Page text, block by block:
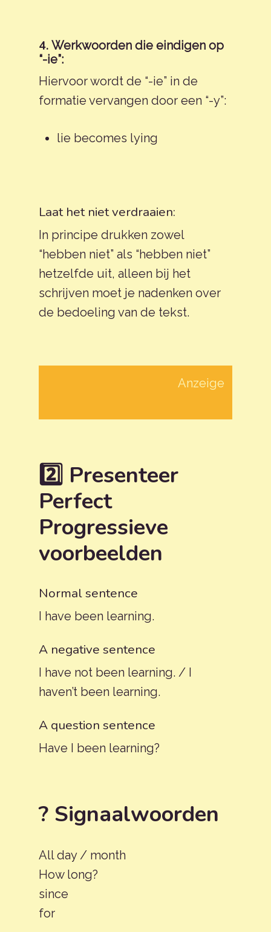
4.Werkwoorden die eindigen op
“-ie”:
Hiervoor wordt de “-ie” in de
formatie vervangen door een “-y”:
lie becomes lying
Laat het niet verdraaien:
In principe drukken zowel
“hebben niet” als “hebben niet”
hetzelfde uit, alleen bij het
schrijven moet je nadenken over
de bedoeling van de tekst.
Anzeige
2️⃣ Presenteer
Perfect
Progressieve
voorbeelden
Normal sentence
I have been learning.
A negative sentence
I have not been learning. / I
haven’t been learning.
A question sentence
Have I been learning?
? Signaalwoorden
All day / month
How long?
since
for